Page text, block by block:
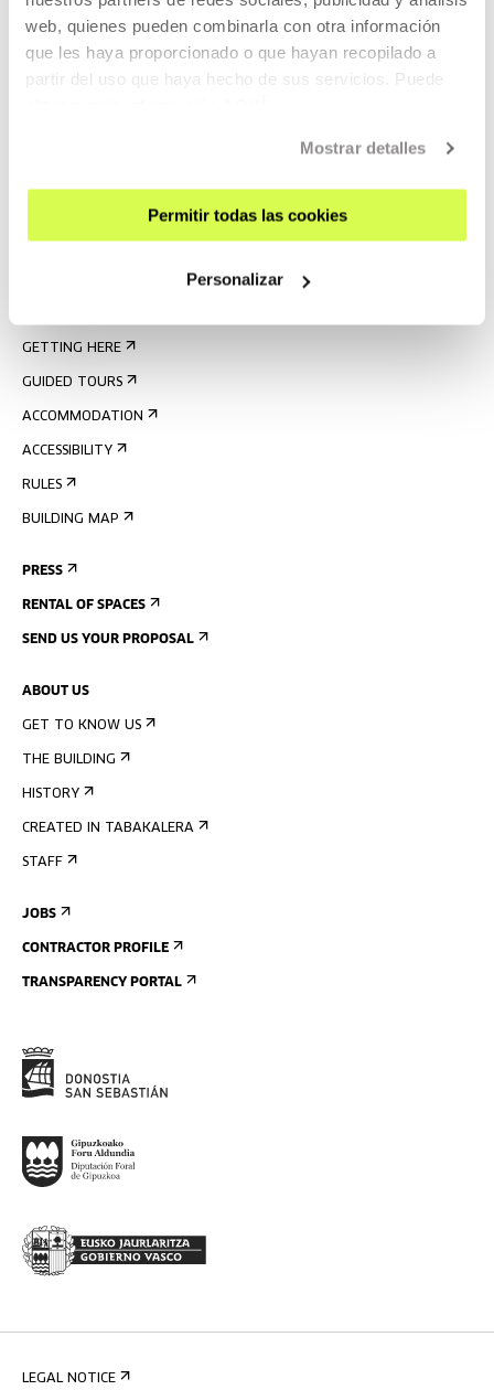
web, quienes pueden combinarla con otra información
que les haya proporcionado o que hayan recopilado a
partir del uso que haya hecho de sus servicios. Puede
Mostrar detalles
Permitir todas las cookies
Personalizar
SIGN UP FOR THE NEWSLETTER
GETTING HERE
GUIDED TOURS
ACCOMMODATION
ACCESSIBILITY
RULES
BUILDING MAP
PRESS
RENTAL OF SPACES
SEND US YOUR PROPOSAL
ABOUT US
GET TO KNOW US
THE BUILDING
HISTORY
CREATED IN TABAKALERA
STAFF
JOBS
CONTRACTOR PROFILE
TRANSPARENCY PORTAL
LEGAL NOTICE